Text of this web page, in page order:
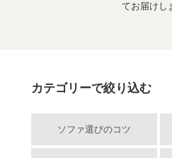
てお届けし
カテゴリーで絞り込む
ソファ選びのコツ